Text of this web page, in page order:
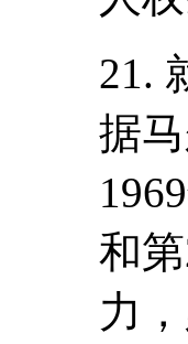
21.
据
和
力